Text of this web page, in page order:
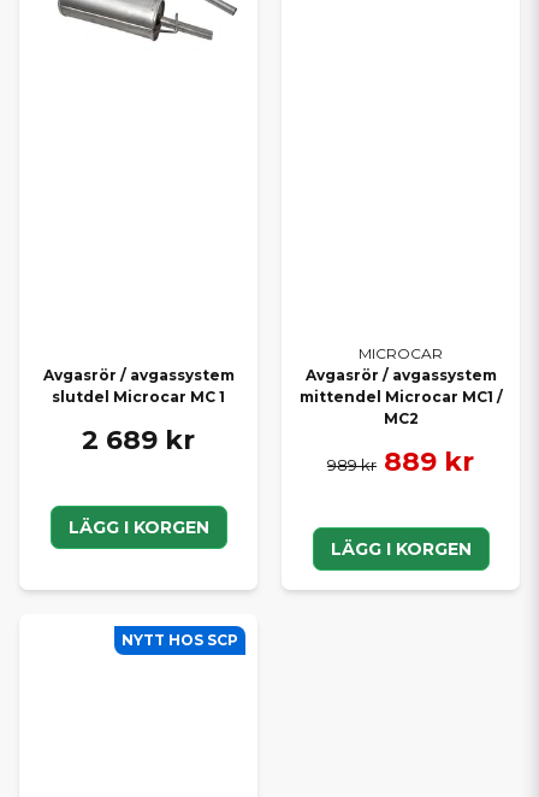
Avgasrör / avgassystem
slutdel Microcar MC 1
2 689 kr
LÄGG I KORGEN
MICROCAR
Avgasrör / avgassystem
mittendel Microcar MC1 /
MC2
989 kr 889 kr
LÄGG I KORGEN
NYTT HOS SCP